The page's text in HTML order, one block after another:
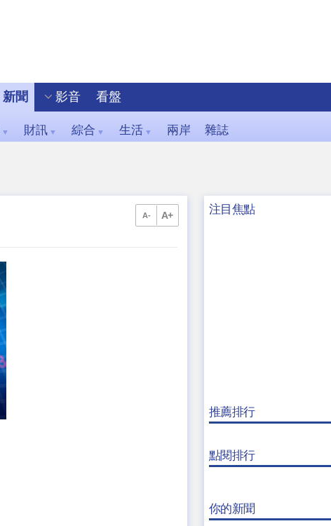
新聞 影音 看盤
▼ 財訊 ▼ 綜合 ▼ 生活 ▼ 兩岸 雜誌
A- A+ 注目焦點
推薦排行
點閱排行
你的新聞